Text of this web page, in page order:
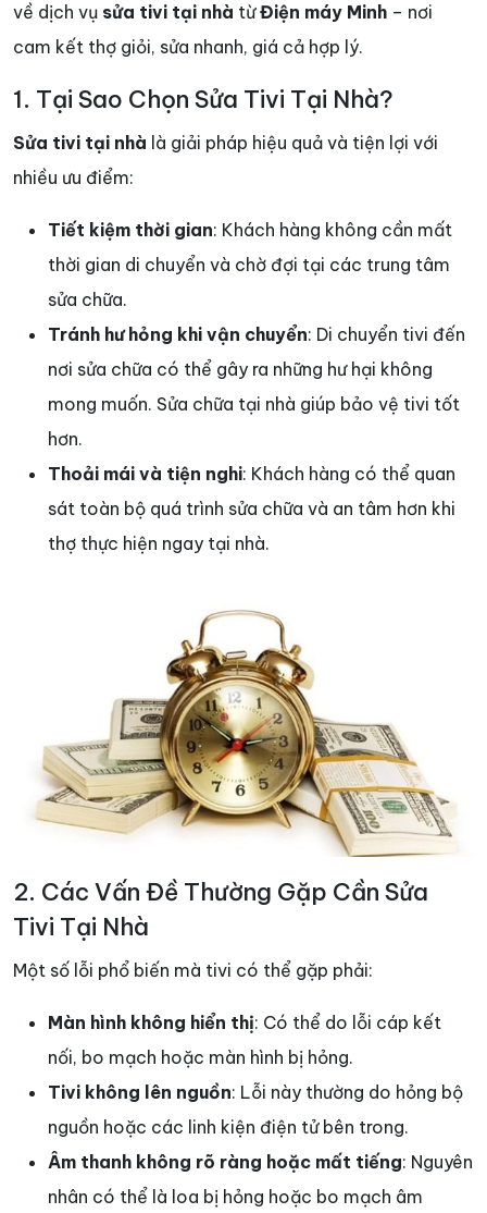
về dịch vụ sửa tivi tại nhà từĐiện máy Minh – nơi
cam kết thợ giỏi, sửa nhanh, giá cả hợp lý.
1. Tại Sao Chọn Sửa Tivi Tại Nhà?
Sửa tivi tại nhà là giải pháp hiệu quả và tiện lợi với
nhiều ưu điểm:
Tiết kiệm thời gian: Khách hàng không cần mất
thời gian di chuyển và chờ đợi tại các trung tâm
sửa chữa.
Tránh hư hỏng khi vận chuyển: Di chuyển tivi đến
nơi sửa chữa có thể gây ra những hư hại không
mong muốn. Sửa chữa tại nhà giúp bảo vệ tivi tốt
hơn.
Thoải mái và tiện nghi: Khách hàng có thể quan
sát toàn bộ quá trình sửa chữa và an tâm hơn khi
thợ thực hiện ngay tại nhà.
2. Các Vấn Đề Thường Gặp Cần Sửa
Tivi Tại Nhà
Một số lỗi phổ biến mà tivi có thể gặp phải:
Màn hình không hiển thị: Có thể do lỗi cáp kết
nối, bo mạch hoặc màn hình bị hỏng.
Tivi không lên nguồn: Lỗi này thường do hỏng bộ
nguồn hoặc các linh kiện điện tử bên trong.
Âm thanh không rõ ràng hoặc mất tiếng: Nguyên
nhân có thể là loa bị hỏng hoặc bo mạch âm